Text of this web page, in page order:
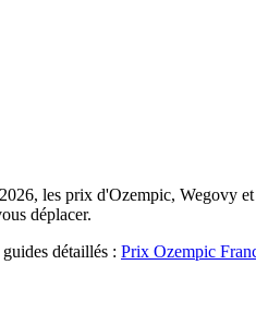
les prix d'Ozempic, Wegovy
déplacer.
détaillés : Prix Ozempic